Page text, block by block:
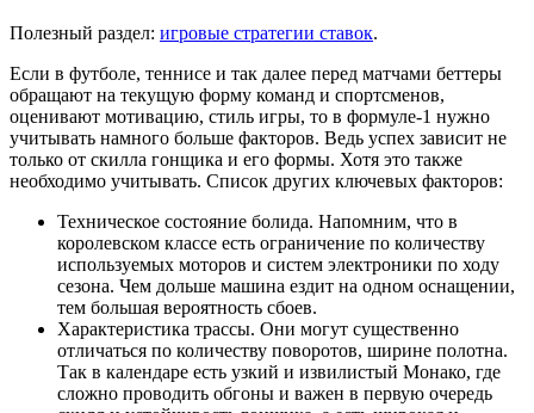
Полезный раздел: игровые стратегии ставок.
Если в футболе, теннисе и так далее перед матчами беттеры
обращают на текущую форму команд и спортсменов,
оценивают мотивацию, стиль игры, то в формуле-1 нужно
учитывать намного больше факторов. Ведь успех зависит не
только от скилла гонщика и его формы. Хотя это также
необходимо учитывать. Список других ключевых факторов:
Техническое состояние болида. Напомним, что в
королевском классе есть ограничение по количеству
используемых моторов и систем электроники по ходу
сезона. Чем дольше машина ездит на одном оснащении,
тем большая вероятность сбоев.
Характеристика трассы. Они могут существенно
отличаться по количеству поворотов, ширине полотна.
Так в календаре есть узкий и извилистый Монако, где
сложно проводить обгоны и важен в первую очередь